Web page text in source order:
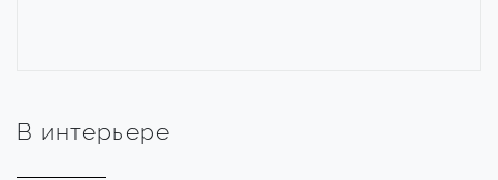
В интерьере